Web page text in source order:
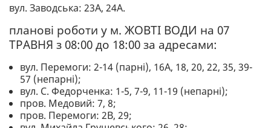
вул. Заводська: 23А, 24А.
планові роботи у м. ЖОВТІ ВОДИ на 07
ТРАВНЯ з 08:00 до 18:00 за адресами:
вул. Перемоги: 2-14 (парні), 16А, 18, 20, 22, 35, 39-
57 (непарні);
вул. С. Федорченка: 1-5, 7-9, 11-19 (непарні);
пров. Медовий: 7, 8;
пров. Перемоги: 2В, 29;